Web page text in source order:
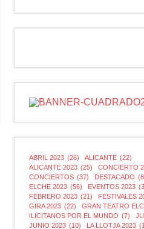
ABRIL 2023 (26) ALICANTE (22)
ALICANTE 2023 (25) CONCIERTO
CONCIERTOS (37) DESTACADO
ELCHE 2023 (56) EVENTOS 2023
FEBRERO 2023 (21) FESTIVALES
GIRA 2023 (22) GRAN TEATRO
ILICITANOS POR EL MUNDO (7)
JUNIO 2023 (10) LA LLOTJA 2023